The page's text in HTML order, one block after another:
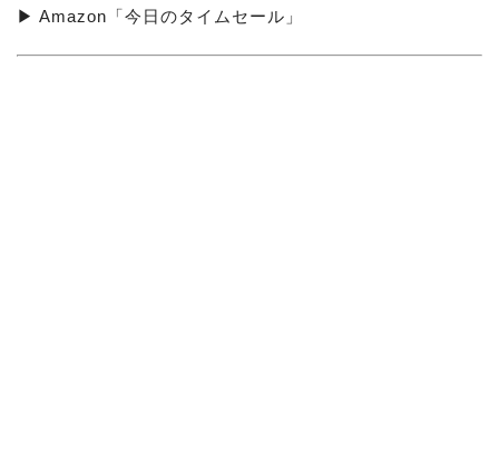
▶ Amazon「今日のタイムセール」